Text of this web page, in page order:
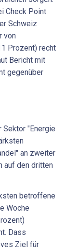
Check Point
Schweiz
von
Prozent) recht
Bericht mit
gegenüber
Sektor "Energie
an zweiter
auf den dritten
betroffene
Woche
Dass
Ziel für